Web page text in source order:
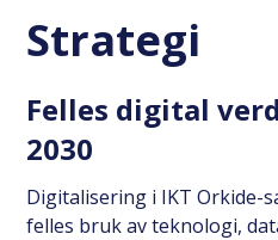
Strategi
Felles digital
2030
Digitalisering i IKT Orkide-
felles bruk av teknologi,